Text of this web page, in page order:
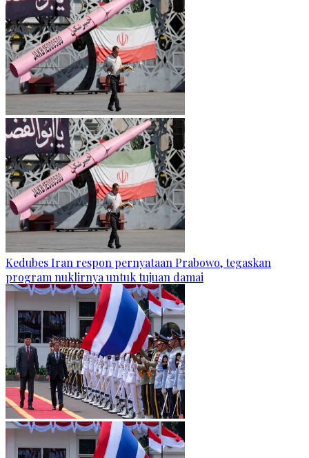
Kedubes Iran respon pernyataan Prabowo, tegaskan
program nuklirnya untuk tujuan damai